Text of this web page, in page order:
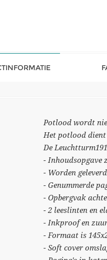
Potlood wordt
Het potlood
De
- Inhoudsopgave
- Worden
- Genummerde
- Opbergvak
- 2 leeslinten en
- Inkproof en
- Formaat is
- Soft cover